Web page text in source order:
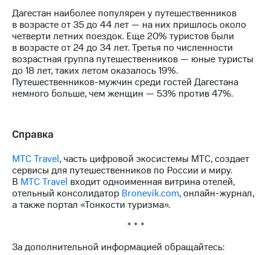
Дагестан наиболее популярен у путешественников
в возрасте от 35 до 44 лет — на них пришлось около
четверти летних поездок. Еще 20% туристов были
в возрасте от 24 до 34 лет. Третья по численности
возрастная группа путешественников — юные туристы
до 18 лет, таких летом оказалось 19%.
Путешественников-мужчин среди гостей Дагестана
немного больше, чем женщин — 53% против 47%.
Справка
МТС Travel, часть цифровой экосистемы МТС, создает
сервисы для путешественников по России и миру.
В МТС Travel входит одноименная витрина отелей,
отельный консолидатор Bronevik.com, онлайн-журнал,
а также портал «Тонкости туризма».
* * *
За дополнительной информацией обращайтесь: